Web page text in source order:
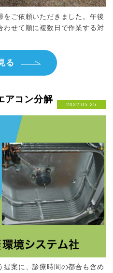
ご依頼いただきました。午後
せて順に複数日で作業する対
る
アコン分解
2022.05.25
案に、診療時間の都合も含め